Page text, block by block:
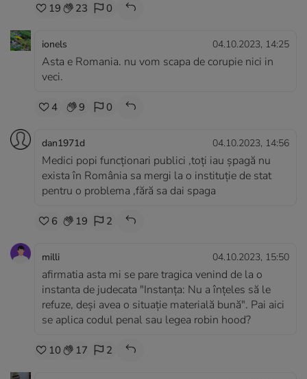
19 23 0
ionels 04.10.2023, 14:25
Asta e Romania. nu vom scapa de corupie nici in
veci.
4 9 0
dan1971d 04.10.2023, 14:56
Medici popi funcționari publici ,toți iau șpagă nu
exista în România sa mergi la o instituție de stat
pentru o problema ,fără sa dai spaga
6 19 2
milli 04.10.2023, 15:50
afirmatia asta mi se pare tragica venind de la o
instanta de judecata "Instanța: Nu a înțeles să le
refuze, deși avea o situație materială bună". Pai aici
se aplica codul penal sau legea robin hood?
10 17 2